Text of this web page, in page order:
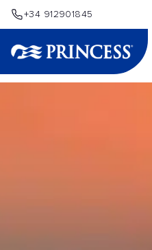
+34 912901845